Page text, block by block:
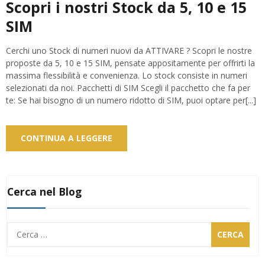
Scopri i nostri Stock da 5, 10 e 15
SIM
Cerchi uno Stock di numeri nuovi da ATTIVARE ? Scopri le nostre
proposte da 5, 10 e 15 SIM, pensate appositamente per offrirti la
massima flessibilità e convenienza. Lo stock consiste in numeri
selezionati da noi. Pacchetti di SIM Scegli il pacchetto che fa per
te: Se hai bisogno di un numero ridotto di SIM, puoi optare per[...]
CONTINUA A LEGGERE
Cerca nel Blog